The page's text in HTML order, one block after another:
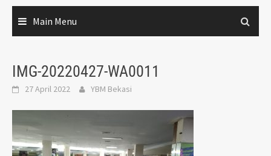
Main Menu
IMG-20220427-WA0011
27 April 2022 YBM Bekasi